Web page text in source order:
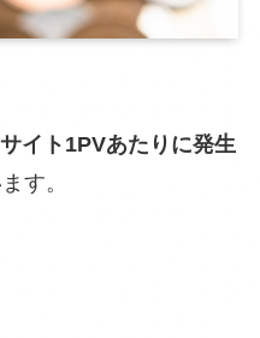
サイト1PVあたりに発生
す。